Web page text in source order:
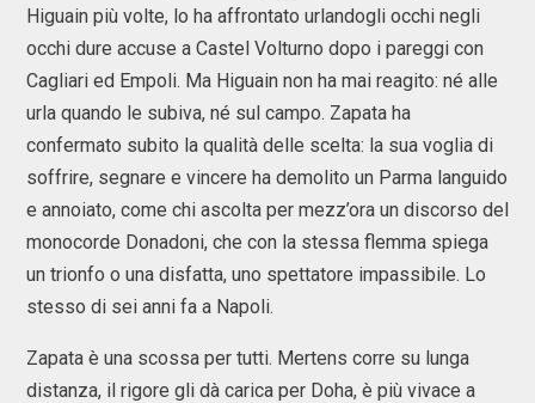
Higuain più volte, lo ha affrontato urlandogli occhi negli
occhi dure accuse a Castel Volturno dopo i pareggi con
Cagliari ed Empoli. Ma Higuain non ha mai reagito: né alle
urla quando le subiva, né sul campo. Zapata ha
confermato subito la qualità delle scelta: la sua voglia di
soffrire, segnare e vincere ha demolito un Parma languido
e annoiato, come chi ascolta per mezz’ora un discorso del
monocorde Donadoni, che con la stessa flemma spiega
un trionfo o una disfatta, uno spettatore impassibile. Lo
stesso di sei anni fa a Napoli.
Zapata è una scossa per tutti. Mertens corre su lunga
distanza, il rigore gli dà carica per Doha, è più vivace a